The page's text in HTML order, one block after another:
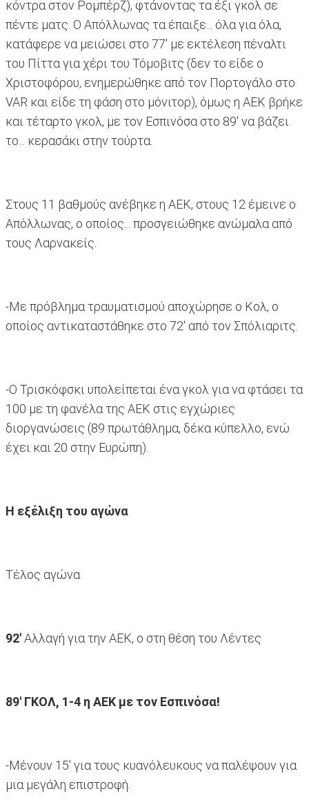
κόντρα στον Ρομπέρζ), φτάνοντας τα έξι γκολ σε
πέντε ματς. Ο Απόλλωνας τα έπαιξε... όλα για όλα,
κατάφερε να μειώσει στο 77' με εκτέλεση πέναλτι
του Πίττα για χέρι του Τόμοβιτς (δεν το είδε ο
Χριστοφόρου, ενημερώθηκε από τον Πορτογάλο στο
VAR και είδε τη φάση στο μόνιτορ), όμως η ΑΕΚ βρήκε
και τέταρτο γκολ, με τον Εσπινόσα στο 89' να βάζει
το... κερασάκι στην τούρτα.
Στους 11 βαθμούς ανέβηκε η ΑΕΚ, στους 12 έμεινε ο
Απόλλωνας, ο οποίος... προσγειώθηκε ανώμαλα από
τους Λαρνακείς.
-Με πρόβλημα τραυματισμού αποχώρησε ο Κολ, ο
οποίος αντικαταστάθηκε στο 72' από τον Σπόλιαριτς.
-Ο Τρισκόφσκι υπολείπεται ένα γκολ για να φτάσει τα
100 με τη φανέλα της ΑΕΚ στις εγχώριες
διοργανώσεις (89 πρωτάθλημα, δέκα κύπελλο, ενώ
έχει και 20 στην Ευρώπη).
Η εξέλιξη του αγώνα
Τέλος αγώνα
92'Αλλαγή για την ΑΕΚ, ο στη θέση του Λέντες
89' ΓΚΟΛ, 1-4 η ΑΕΚ με τον Εσπινόσα!
-Μένουν 15' για τους κυανόλευκους να παλέψουν για
μια μεγάλη επιστροφή.